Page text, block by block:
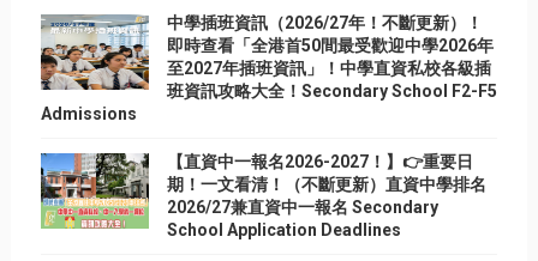
中學插班資訊（2026/27年！不斷更新）！
即時查看「全港首50間最受歡迎中學2026年
至2027年插班資訊」！中學直資私校各級插
班資訊攻略大全！Secondary School F2-F5
Admissions
【直資中一報名2026-2027！】👉重要日
期！一文看清！（不斷更新）直資中學排名
2026/27兼直資中一報名 Secondary
School Application Deadlines